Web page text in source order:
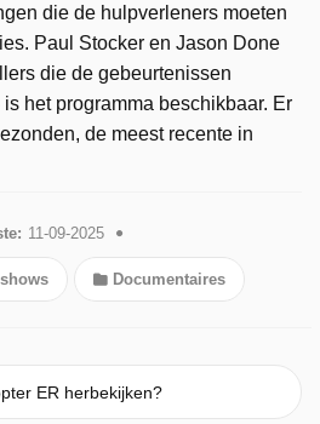
die de hulpverleners moeten
Paul Stocker en Jason Done
die de gebeurtenissen
het programma beschikbaar. Er
de meest recente in
11-09-2025
Documentaires
ER herbekijken?